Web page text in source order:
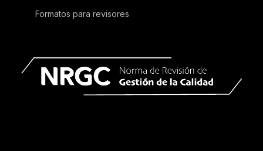
Formatos para revisores